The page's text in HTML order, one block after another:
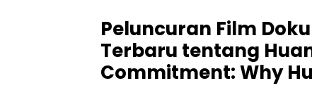
Peluncuran Film
Terbaru tentang
Commitment: Why